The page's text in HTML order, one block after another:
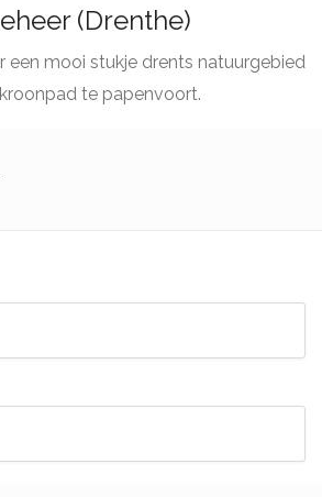
(Drenthe)
een mooi stukje drents natuurgebied
te papenvoort.